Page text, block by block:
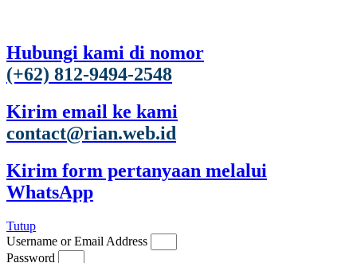
Hubungi kami di nomor
(+62) 812-9494-2548
Kirim email ke kami
contact@rian.web.id
Kirim form pertanyaan melalui
WhatsApp
Tutup
Username or Email Address
Password